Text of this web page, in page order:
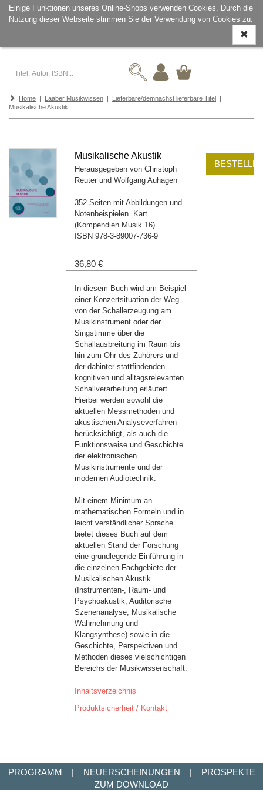
Einige Funktionen unseres Online-Shops verwenden Cookies. Durch die
Nutzung dieser Webseite stimmen Sie der Verwendung von Cookies zu.
ein-/
Home | Laaber Musikwissen | Lieferbare/demnächst lieferbare Titel |
Musikalische Akustik
Musikalische Akustik
Herausgegeben von Christoph
Reuter und Wolfgang Auhagen
352 Seiten mit Abbildungen und
Notenbeispielen. Kart.
(Kompendien Musik 16)
ISBN 978-3-89007-736-9
36,80 €
In diesem Buch wird am Beispiel
einer Konzertsituation der Weg
von der Schallerzeugung am
Musikinstrument oder der
Singstimme über die
Schallausbreitung im Raum bis
hin zum Ohr des Zuhörers und
der dahinter stattfindenden
kognitiven und alltagsrelevanten
Schallverarbeitung erläutert.
Hierbei werden sowohl die
aktuellen Messmethoden und
akustischen Analyseverfahren
berücksichtigt, als auch die
Funktionsweise und Geschichte
der elektronischen
Musikinstrumente und der
modernen Audiotechnik.
Mit einem Minimum an
mathematischen Formeln und in
leicht verständlicher Sprache
bietet dieses Buch auf dem
aktuellen Stand der Forschung
eine grundlegende Einführung in
die einzelnen Fachgebiete der
Musikalischen Akustik
(Instrumenten-, Raum- und
Psychoakustik, Auditorische
Szenenanalyse, Musikalische
Wahrnehmung und
Klangsynthese) sowie in die
Geschichte, Perspektiven und
Methoden dieses vielschichtigen
Bereichs der Musikwissenschaft.
Inhaltsverzeichnis
Produktsicherheit / Kontakt
PROGRAMM | NEUERSCHEINUNGEN |
PROSPEKTE
ZUM DOWNLOAD